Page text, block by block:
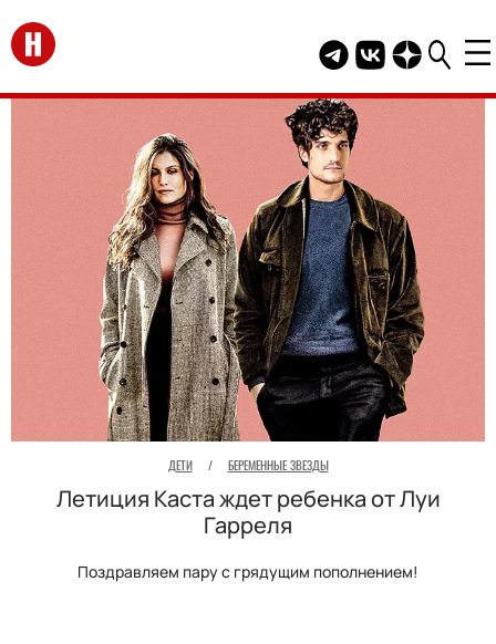
Перейти на главную
Telegram канал
Группа HELLO
Канал
ДЕТИ / БЕРЕМЕННЫЕ ЗВЕЗДЫ
Летиция Каста ждет ребенка от Луи
Гарреля
Поздравляем пару с грядущим пополнением!